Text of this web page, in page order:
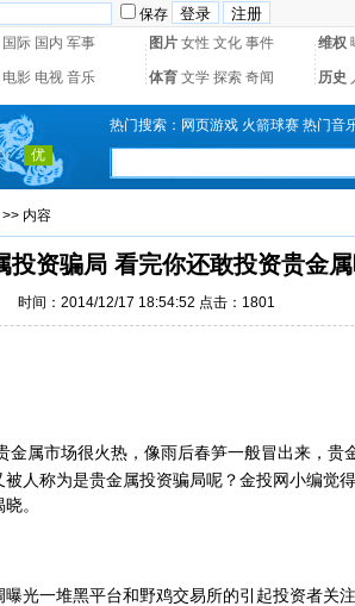
保存
国际 国内 军事 图片 女性 文化 事件 维权
电影 电视 音乐 体育 文学 探索 奇闻 历史
热门搜索： 网页游戏 火箭球赛 热门音
>> 内容
投资骗局 看完你还敢投资贵金属
时间：2014/12/17 18:54:52 点击：1801
金属市场很火热，像雨后春笋一般冒出来，贵
人称为是贵金属投资骗局呢？金投网小编觉
。
一堆黑平台和野鸡交易所的引起投资者关